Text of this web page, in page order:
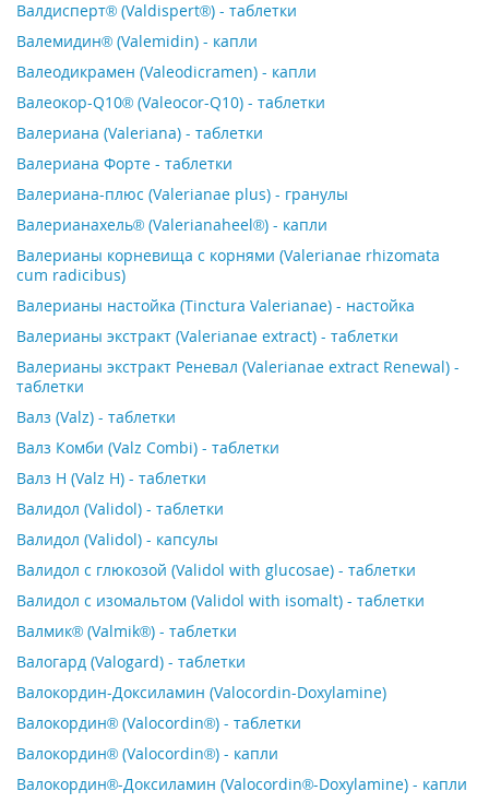
Валдисперт® (Valdispert®) - таблетки
Валемидин® (Valemidin) - капли
Валеодикрамен (Valeodicramen) - капли
Валеокор-Q10® (Valeocor-Q10) - таблетки
Валериана (Valeriana) - таблетки
Валериана Форте - таблетки
Валериана-плюс (Valerianae plus) - гранулы
Валерианахель® (Valerianaheel®) - капли
Валерианы корневища с корнями (Valerianae rhizomata
cum radicibus)
Валерианы настойка (Tinctura Valerianae) - настойка
Валерианы экстракт (Valerianae extract) - таблетки
Валерианы экстракт Реневал (Valerianae extract Renewal) -
таблетки
Валз (Valz) - таблетки
Валз Комби (Valz Combi) - таблетки
Валз Н (Valz H) - таблетки
Валидол (Validol) - таблетки
Валидол (Validol) - капсулы
Валидол с глюкозой (Validol with glucosae) - таблетки
Валидол с изомальтом (Validol with isomalt) - таблетки
Валмик® (Valmik®) - таблетки
Валогард (Valogard) - таблетки
Валокордин-Доксиламин (Valocordin-Doxylamine)
Валокордин® (Valocordin®) - таблетки
Валокордин® (Valocordin®) - капли
Валокордин®-Доксиламин (Valocordin®-Doxylamine) - капли